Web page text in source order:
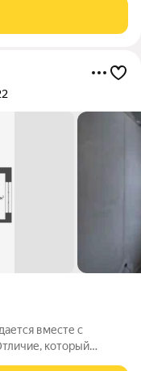
из: - кухни-
вместе с
который